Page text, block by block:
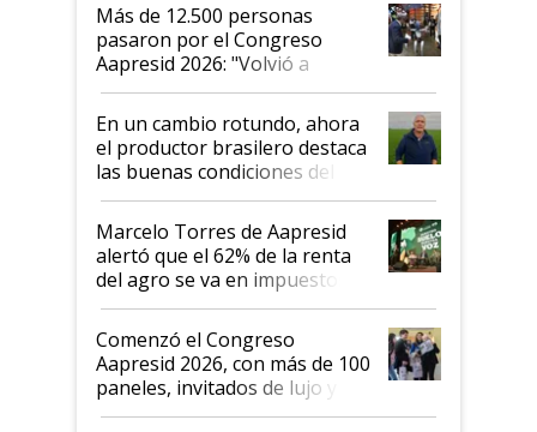
Más de 12.500 personas
pasaron por el Congreso
Aapresid 2026: "Volvió a
demostrar que hablar del
suelo es hablar de todo el
sistema productivo"
En un cambio rotundo, ahora
el productor brasilero destaca
las buenas condiciones del
agro argentino para invertir:
"Los veo más motivados"
Marcelo Torres de Aapresid
alertó que el 62% de la renta
del agro se va en impuestos:
"No es bueno que en
Argentina se sigan discutiendo
las mismas cosas de hace 50
años"
Comenzó el Congreso
Aapresid 2026, con más de 100
paneles, invitados de lujo y
todas las tendencias